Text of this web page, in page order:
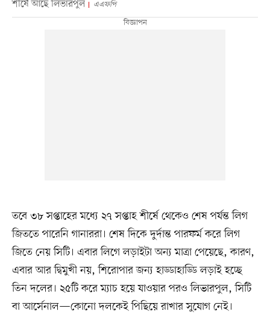
শীর্ষে আছে লিভারপুল এএফপি
তবে ৩৮ সপ্তাহের মধ্যে ২৭ সপ্তাহ শীর্ষে থেকেও শেষ পর্যন্ত লিগ
জিততে পারেনি গানাররা। শেষ দিকে দুর্দান্ত পারফর্ম করে লিগ
জিতে নেয় সিটি। এবার লিগে লড়াইটা অন্য মাত্রা পেয়েছে, কারণ,
এবার আর দ্বিমুখী নয়, শিরোপার জন্য হাড্ডাহাড্ডি লড়াই হচ্ছে
তিন দলের। ২৫টি করে ম্যাচ হয়ে যাওয়ার পরও লিভারপুল, সিটি
বা আর্সেনাল—কোনো দলকেই পিছিয়ে রাখার সুযোগ নেই।